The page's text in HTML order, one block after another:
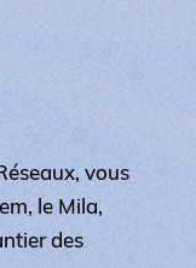
vous
le Mila,
des